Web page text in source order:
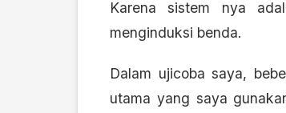
Karena sistem nya
menginduksi benda.
Dalam ujicoba saya,
utama yang saya